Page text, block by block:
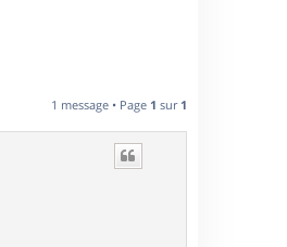
1 message • Page 1 sur 1